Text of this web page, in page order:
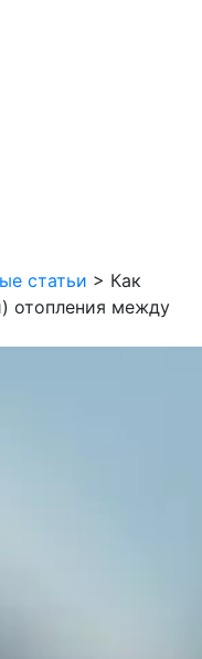
статьи > Как
отопления между